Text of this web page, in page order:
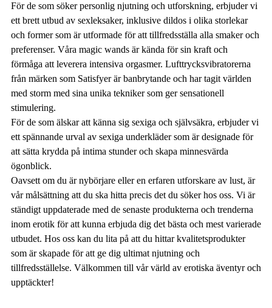
För de som söker personlig njutning och utforskning, erbjuder vi
ett brett utbud av sexleksaker, inklusive dildos i olika storlekar
och former som är utformade för att tillfredsställa alla smaker och
preferenser. Våra magic wands är kända för sin kraft och
förmåga att leverera intensiva orgasmer. Lufttrycksvibratorerna
från märken som Satisfyer är banbrytande och har tagit världen
med storm med sina unika tekniker som ger sensationell
stimulering.
För de som älskar att känna sig sexiga och självsäkra, erbjuder vi
ett spännande urval av sexiga underkläder som är designade för
att sätta krydda på intima stunder och skapa minnesvärda
ögonblick.
Oavsett om du är nybörjare eller en erfaren utforskare av lust, är
vår målsättning att du ska hitta precis det du söker hos oss. Vi är
ständigt uppdaterade med de senaste produkterna och trenderna
inom erotik för att kunna erbjuda dig det bästa och mest varierade
utbudet. Hos oss kan du lita på att du hittar kvalitetsprodukter
som är skapade för att ge dig ultimat njutning och
tillfredsställelse. Välkommen till vår värld av erotiska äventyr och
upptäckter!